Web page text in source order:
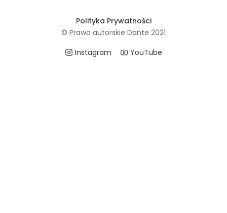
Polityka Prywatności
© Prawa autorskie Dante 2021
Instagram
YouTube